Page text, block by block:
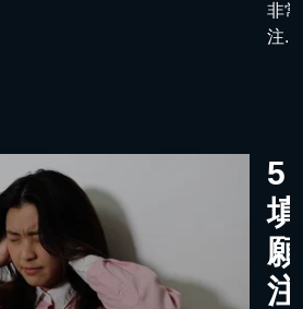
非
注...
5